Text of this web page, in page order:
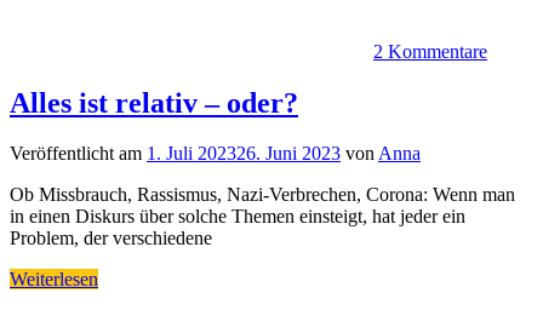
2 Kommentare
Alles ist relativ – oder?
Veröffentlicht am 1. Juli 202326. Juni 2023 vonAnna
Ob Missbrauch, Rassismus, Nazi-Verbrechen, Corona: Wenn man
in einen Diskurs über solche Themen einsteigt, hat jeder ein
Problem, der verschiedene
Weiterlesen